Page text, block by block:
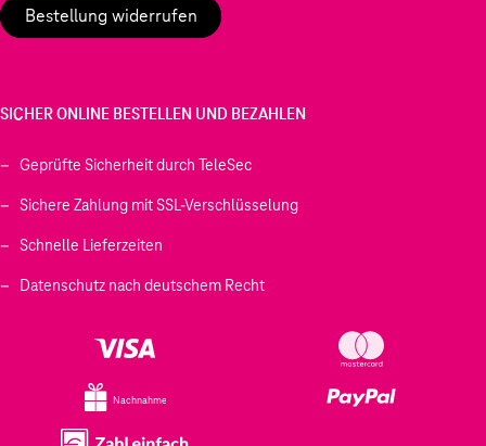
Bestellung widerrufen
SICHER ONLINE BESTELLEN UND BEZAHLEN
Geprüfte Sicherheit durch TeleSec
Sichere Zahlung mit SSL-Verschlüsselung
Schnelle Lieferzeiten
Datenschutz nach deutschem Recht
Nachnahme